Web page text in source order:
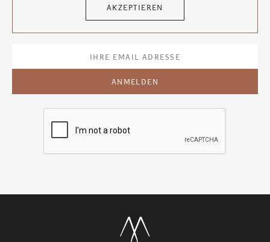
AKZEPTIEREN
ANMELDEN